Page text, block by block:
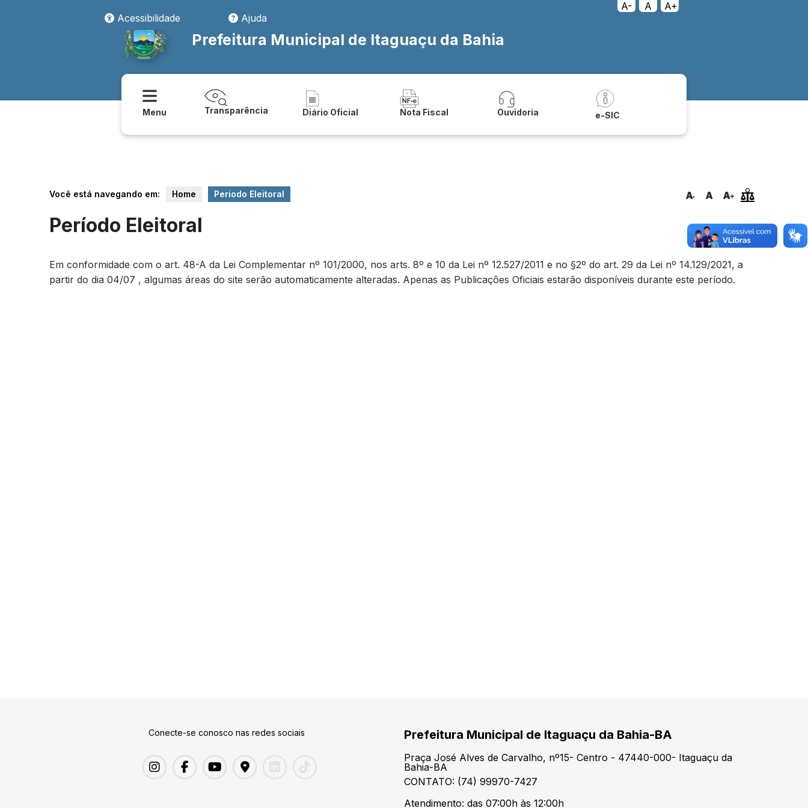
A- A
A+
Acessibilidade
Ajuda
Prefeitura Municipal de Itaguaçu da Bahia
Menu Transparência Diário Oficial Nota Fiscal Ouvidoria e-SIC
Você está navegando em: Home Periodo Eleitoral
Período Eleitoral
Em conformidade com o art. 48-A da Lei Complementar nº 101/2000, nos arts. 8º e 10 da Lei nº 12.527/2011 e no §2º do art. 29 da Lei nº 14.129/2021, a
partir do dia 04/07 , algumas áreas do site serão automaticamente alteradas. Apenas as Publicações Oficiais estarão disponíveis durante este período.
Conecte-se conosco nas redes sociais Prefeitura Municipal de Itaguaçu da Bahia-BA
Praça José Alves de Carvalho, nº15- Centro - 47440-000- Itaguaçu da
Bahia-BA
CONTATO: (74) 99970-7427
Atendimento: das 07:00h às 12:00h